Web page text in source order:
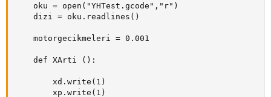
    oku = open("YHTest.gcode","r")
    dizi = oku.readlines()
    motorgecikmeleri = 0.001
    def XArti ():
        xd.write(1)
        xp.write(1)